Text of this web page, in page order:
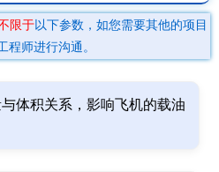
限于以下参数，如您需要其他的项目
程师进行沟通。
体积关系，影响飞机的载油